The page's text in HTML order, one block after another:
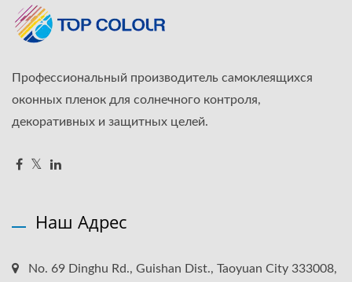
Профессиональный производитель самоклеящихся
оконных пленок для солнечного контроля,
декоративных и защитных целей.
Наш Адрес
No. 69 Dinghu Rd., Guishan Dist., Taoyuan City 333008,